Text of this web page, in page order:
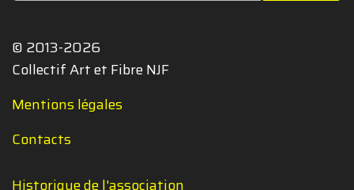
© 2013-2026
Collectif Art et Fibre NJF
Mentions légales
Contacts
Historique de l'association